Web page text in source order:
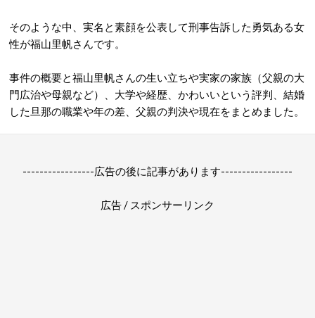
そのような中、実名と素顔を公表して刑事告訴した勇気ある女
性が福山里帆さんです。
事件の概要と福山里帆さんの生い立ちや実家の家族（父親の大
門広治や母親など）、大学や経歴、かわいいという評判、結婚
した旦那の職業や年の差、父親の判決や現在をまとめました。
-----------------広告の後に記事があります-----------------
広告 / スポンサーリンク